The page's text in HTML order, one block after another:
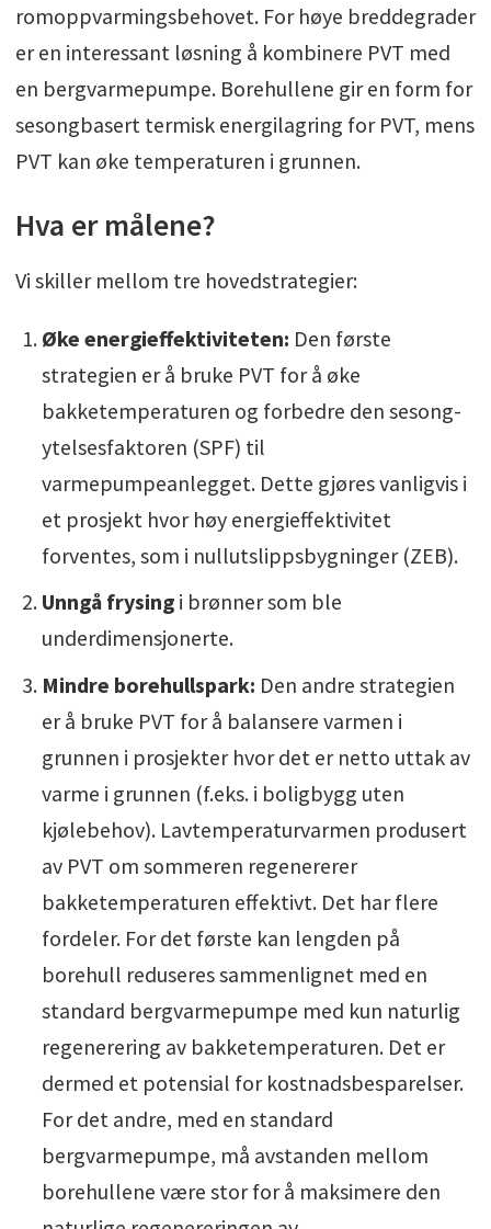
romoppvarmingsbehovet. For høye breddegrader
er en interessant løsning å kombinere PVT med
en bergvarmepumpe. Borehullene gir en form for
sesongbasert termisk energilagring for PVT, mens
PVT kan øke temperaturen i grunnen.
Hva er målene?
Vi skiller mellom tre hovedstrategier:
Øke energieffektiviteten: Den første
strategien er å bruke PVT for å øke
bakketemperaturen og forbedre den sesong-
ytelsesfaktoren (SPF) til
varmepumpeanlegget. Dette gjøres vanligvis i
et prosjekt hvor høy energieffektivitet
forventes, som i nullutslippsbygninger (ZEB).
Unngå frysingi brønner som ble
underdimensjonerte.
Mindre borehullspark: Den andre strategien
er å bruke PVT for å balansere varmen i
grunnen i prosjekter hvor det er netto uttak av
varme i grunnen (f.eks. i boligbygg uten
kjølebehov). Lavtemperaturvarmen produsert
av PVT om sommeren regenererer
bakketemperaturen effektivt. Det har flere
fordeler. For det første kan lengden på
borehull reduseres sammenlignet med en
standard bergvarmepumpe med kun naturlig
regenerering av bakketemperaturen. Det er
dermed et potensial for kostnadsbesparelser.
For det andre, med en standard
bergvarmepumpe, må avstanden mellom
borehullene være stor for å maksimere den